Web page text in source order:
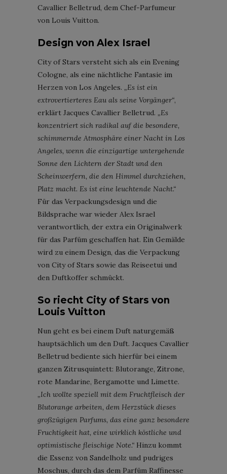
Cavallier Belletrud, dem Chef-Parfumeur
von Louis Vuitton.
Design von Alex Israel
City of Stars versteht sich als ein Evening
Cologne, als eine nächtliche Fantasie im
Herzen von Los Angeles. „Es ist ein
extrovertierteres Eau als seine Vorgänger“,
erklärt Jacques Cavallier Belletrud. „Es
konzentriert sich radikal auf die besondere,
schimmernde Atmosphäre einer Nacht in Los
Angeles, wenn die einzigartige untergehende
Sonne den Lichtern der Stadt und den
Scheinwerfern, die den Himmel durchziehen,
Platz macht. Es ist eine leuchtende Nacht.“
Für das Verpackungsdesign und die
Bildsprache war wieder Alex Israel
verantwortlich, der extra ein Originalwerk
für das Parfüm geschaffen hat. Ein Gemälde
wird zu einem Design, das die Verpackung
von City of Stars sowie das Reiseetui und
den Duftkoffer schmückt.
So riecht City of Stars von
Louis Vuitton
Nun geht es bei einem Duft naturgemäß
hauptsächlich um den Duft. Jacques Cavallier
Belletrud bediente sich hierfür bei einem
ganzen Zitrusquintett: Blutorange, Zitrone,
rote Mandarine, Bergamotte und Limette.
„Ich wollte speziell mit dem Fruchtfleisch der
Blutorange arbeiten, dem Herzstück dieses
großzügigen Parfums, das eine ganz besondere
Fruchtigkeit hat, eine wirklich köstliche und
optimistische fleischige Note.“ Hinzu kommt
die Essenz von Sandelholz und pudriges
Moschus, durch das dem Parfüm Raffinesse